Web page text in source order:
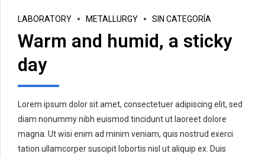
LABORATORY METALLURGY SIN CATEGORÍA
Warm and humid, a sticky
day
Lorem ipsum dolor sit amet, consectetuer adipiscing elit, sed
diam nonummy nibh euismod tincidunt ut laoreet dolore
magna. Ut wisi enim ad minim veniam, quis nostrud exerci
tation ullamcorper suscipit lobortis nisl ut aliquip ex. Duis